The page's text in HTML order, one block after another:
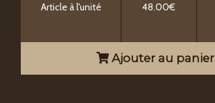
Article à l'unité 48.00€
Ajouter au panier